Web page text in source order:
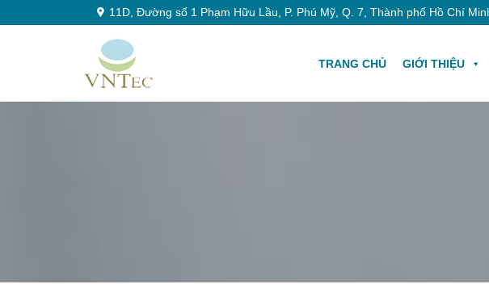
11D, Đường số 1 Phạm Hữu Lầu, P. Phú Mỹ, Q. 7, Thành phố Hồ Chí
TRANG CHỦ GIỚI THIỆU